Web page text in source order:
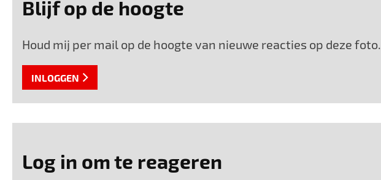
Blijf op de hoogte
Houd mij per mail op de hoogte van nieuwe reacties op deze foto.
INLOGGEN
Log in om te reageren